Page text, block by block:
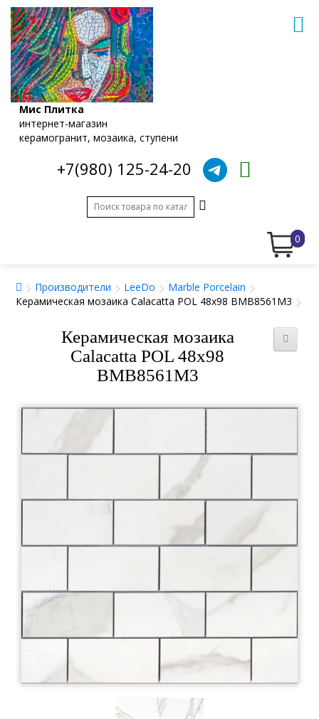
Мис Плитка
интернет-магазин
керамогранит, мозаика, ступени
+7(980) 125-24-20
0
Производители LeeDo
Marble Porcelain
Керамическая мозаика Calacatta POL 48х98 BMB8561M3
Керамическая мозаика
Calacatta POL 48х98
BMB8561M3